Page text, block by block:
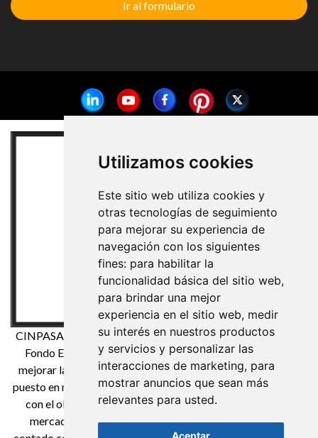
Utilizamos cookies
Este sitio web utiliza cookies y
otras tecnologías de seguimiento
para mejorar su experiencia de
navegación con los siguientes
fines: para habilitar la
funcionalidad básica del sitio web,
para brindar una mejor
experiencia en el sitio web, medir
su interés en nuestros productos
y servicios y personalizar las
interacciones de marketing, para
mostrar anuncios que sean más
relevantes para usted.
Aceptar
Ir al formulario
CINPASA Cintas y Pasamanería S.A. ha sido beneficiaria del
Fondo Europeo de Desarrollo Regional cuyo objetivo es
mejorar la competitividad de las Pymes y gracias al cual ha
puesto en marcha un Plan de Marketing Digital Internacional
con el objetivo de mejorar su posicionamiento online en
mercados exteriores durante el año 2021. Para ello ha